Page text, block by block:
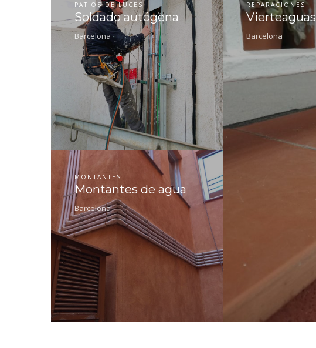
PATIOS DE LUCES
Soldado autógena
Barcelona
REPARACIONES
Vierteaguas
Barcelona
MONTANTES
Montantes de agua
Barcelona